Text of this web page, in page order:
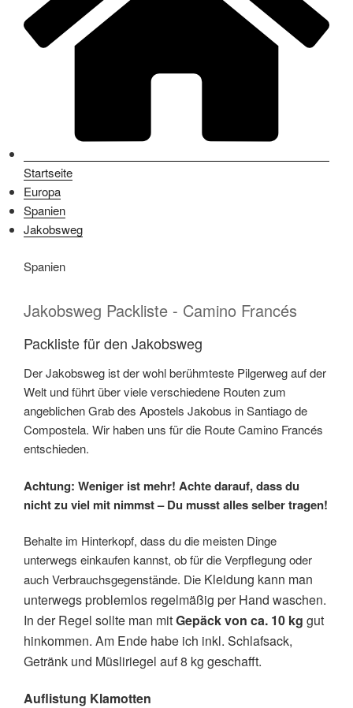
Startseite
Europa
Spanien
Jakobsweg
Spanien
Jakobsweg Packliste - Camino Francés
Packliste für den Jakobsweg
Der Jakobsweg ist der wohl berühmteste Pilgerweg auf der
Welt und führt über viele verschiedene Routen zum
angeblichen Grab des Apostels Jakobus in Santiago de
Compostela. Wir haben uns für die Route Camino Francés
entschieden.
Achtung: Weniger ist mehr! Achte darauf, dass du
nicht zu viel mit nimmst – Du musst alles selber tragen!
Behalte im Hinterkopf, dass du die meisten Dinge
unterwegs einkaufen kannst, ob für die Verpflegung oder
auch Verbrauchsgegenstände. Die Kleidung kann man
unterwegs problemlos regelmäßig per Hand waschen.
In der Regel sollte man mitGepäck von ca. 10 kg gut
hinkommen. Am Ende habe ich inkl. Schlafsack,
Getränk und Müsliriegel auf 8 kg geschafft.
Auflistung Klamotten